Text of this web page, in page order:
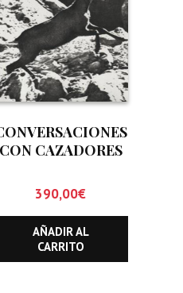
CAZADORES
REBECOS
390,00€
AÑADIR AL
CARRITO